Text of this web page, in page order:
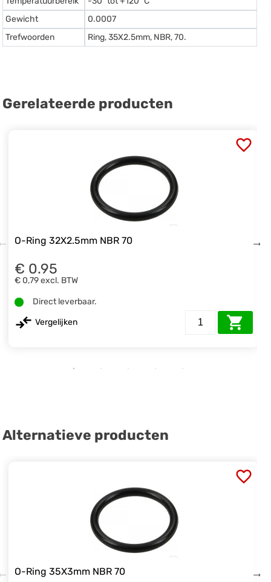
Gewicht
0.0007
Trefwoorden
Ring, 35X2.5mm, NBR, 70.
Gerelateerde producten
O-Ring 32X2.5mm NBR 70
€ 0.95
€ 0,79excl. BTW
Direct leverbaar.
Vergelijken
Alternatieve producten
O-Ring 35X3mm NBR 70